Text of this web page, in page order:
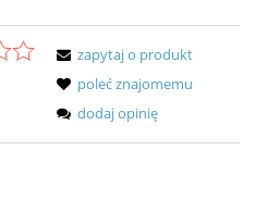
zapytaj o produkt
poleć znajomemu
dodaj opinię